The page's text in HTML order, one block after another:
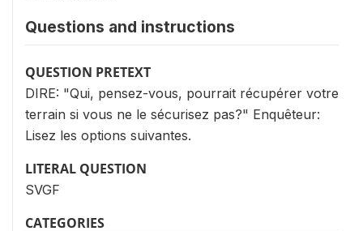
Questions and instructions
QUESTION PRETEXT
DIRE: "Qui, pensez-vous, pourrait récupérer votre
terrain si vous ne le sécurisez pas?" Enquêteur:
Lisez les options suivantes.
LITERAL QUESTION
SVGF
CATEGORIES